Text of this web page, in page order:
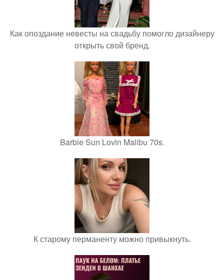
Как опоздание невесты на свадьбу помогло дизайнеру
открыть свой бренд.
Barbie Sun Lovin Malibu 70s.
К старому перманенту можно привыкнуть.